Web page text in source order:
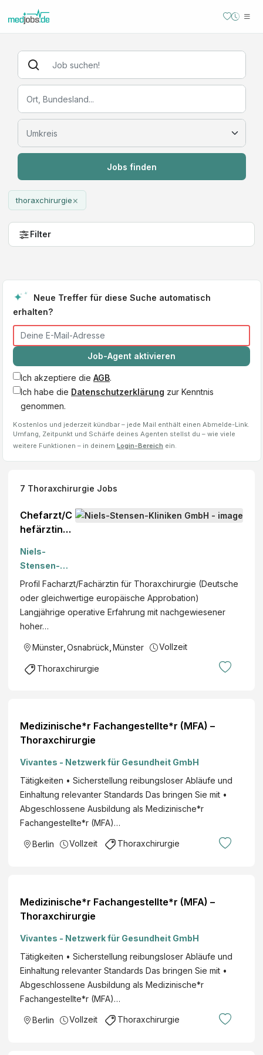
Jobs finden
thoraxchirurgie×
Filter
Neue Treffer für diese Suche automatisch
erhalten?
Job-Agent aktivieren
Ich akzeptiere die AGB.
Ich habe die Datenschutzerklärung zur Kenntnis
genommen.
Kostenlos und jederzeit kündbar – jede Mail enthält einen Abmelde-Link.
Umfang, Zeitpunkt und Schärfe deines Agenten stellst du – wie viele
weitere Funktionen – in deinem Login-Bereich ein.
7 Thoraxchirurgie Jobs
Chefarzt/C
hefärztin
die Klinik
für
Thoraxchir
urgie
Niels-
Stensen-
Kliniken
GmbH
Profil Facharzt/Fachärztin für Thoraxchirurgie (Deutsche
oder gleichwertige europäische Approbation)
Langjährige operative Erfahrung mit nachgewiesener
hoher…
Münster Osnabrück Münster Vollzeit
Thoraxchirurgie
Medizinische*r Fachangestellte*r (MFA) –
Thoraxchirurgie
Vivantes - Netzwerk für Gesundheit GmbH
Tätigkeiten • Sicherstellung reibungsloser Abläufe und
Einhaltung relevanter Standards Das bringen Sie mit •
Abgeschlossene Ausbildung als Medizinische*r
Fachangestellte*r (MFA)…
Berlin Vollzeit Thoraxchirurgie
Medizinische*r Fachangestellte*r (MFA) –
Thoraxchirurgie
Vivantes - Netzwerk für Gesundheit GmbH
Tätigkeiten • Sicherstellung reibungsloser Abläufe und
Einhaltung relevanter Standards Das bringen Sie mit •
Abgeschlossene Ausbildung als Medizinische*r
Fachangestellte*r (MFA)…
Berlin Vollzeit Thoraxchirurgie